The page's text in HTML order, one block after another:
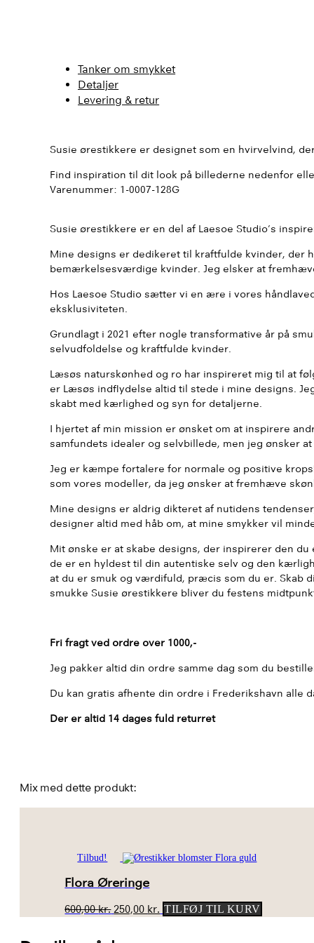
Tanker om smykket
Detaljer
Levering & retur
Susie ørestikkere er designet som en hvirvelvind,
Find inspiration til dit look på billederne nedenfor
Varenummer: 1-0007-128G
Susie ørestikkere er en del af Laesoe Studio’s
Mine designs er dedikeret til kraftfulde kvinder, der
bemærkelsesværdige kvinder. Jeg elsker at
Hos Laesoe Studio sætter vi en ære i vores
eksklusiviteten.
Grundlagt i 2021 efter nogle transformative år på
selvudfoldelse og kraftfulde kvinder.
Læsøs naturskønhed og ro har inspireret mig til at
er Læsøs indflydelse altid til stede i mine designs.
skabt med kærlighed og syn for detaljerne.
I hjertet af min mission er ønsket om at inspirere
samfundets idealer og selvbillede, men jeg ønsker
Jeg er kæmpe fortalere for normale og positive
som vores modeller, da jeg ønsker at fremhæve
Mine designs er aldrig dikteret af nutidens
designer altid med håb om, at mine smykker vil
Mit ønske er at skabe designs, der inspirerer den
de er en hyldest til din autentiske selv og den
at du er smuk og værdifuld, præcis som du er. Skab
smukke Susie ørestikkere bliver du festens
Fri fragt ved ordre over 1000,-
Jeg pakker altid din ordre samme dag som du
Du kan gratis afhente din ordre i Frederikshavn alle
Der er altid 14 dages fuld returret
Mix med dette produkt:
Tilbud!
Flora Øreringe
600,00kr. Den
pris
250,00 kr. Den
TILFØJ TIL KURV